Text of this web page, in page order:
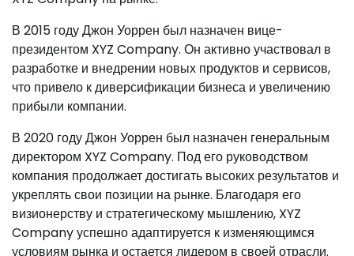
В 2015 году Джон Уоррен был назначен вице-
президентом XYZ Company. Он активно участвовал в
разработке и внедрении новых продуктов и сервисов,
что привело к диверсификации бизнеса и увеличению
прибыли компании.
В 2020 году Джон Уоррен был назначен генеральным
директором XYZ Company. Под его руководством
компания продолжает достигать высоких результатов и
укреплять свои позиции на рынке. Благодаря его
визионерству и стратегическому мышлению, XYZ
Company успешно адаптируется к изменяющимся
условиям рынка и остается лидером в своей отрасли.